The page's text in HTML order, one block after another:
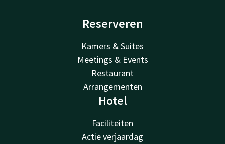
Reserveren
Kamers & Suites
Meetings & Events
Restaurant
Arrangementen
Hotel
Faciliteiten
Actie verjaardag